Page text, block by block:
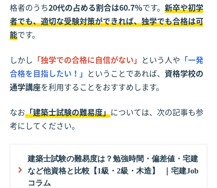
格者のうち20代の占める割合は60.7％です。 新卒や初学
者でも、適切な受験対策ができれば、独学でも合格は可
能です。
しかし 「独学での合格に自信がない」 という人や 「一発
合格を目指したい！」 ということであれば、 資格学校の
通学講座を利用することをおすすめします。
なお「建築士試験の難易度」については、次の記事も参
考にしてください。
建築士試験の難易度は？勉強時間・偏差値・宅建
など他資格と比較【1級・2級・木造】 ｜宅建Job
コラム